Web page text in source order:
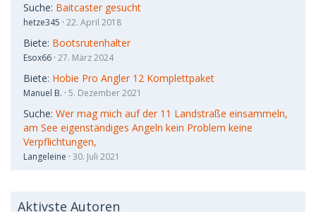
Suche: Baitcaster gesucht
hetze345 22. April 2018
Biete: Bootsrutenhalter
Esox66 27. März 2024
Biete: Hobie Pro Angler 12 Komplettpaket
Manuel B. 5. Dezember 2021
Suche: Wer mag mich auf der 11 Landstraße einsammeln,
am See eigenständiges Angeln kein Problem keine
Verpflichtungen,
Langeleine 30. Juli 2021
Aktivste Autoren